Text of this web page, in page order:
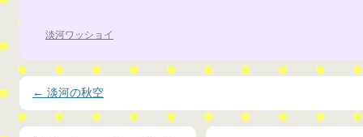
淡河ワッショイ
投稿ナビゲーション
← 淡河の秋空